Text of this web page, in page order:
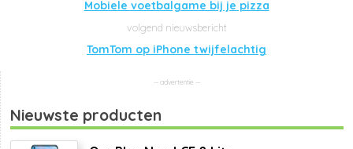
Mobiele voetbalgame bij je pizza
TomTom op iPhone twijfelachtig
Nieuwste producten